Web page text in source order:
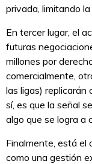
privada, limitando
En tercer lugar, el
futuras
millones por
comercialmente,
las ligas) replicarán
sí, es que la señal
algo que se logra a
Finalmente, está el
como una gestión